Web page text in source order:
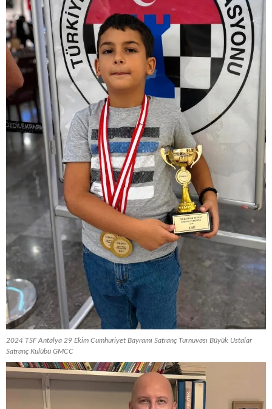
2024 TSF Antalya 29 Ekim Cumhuriyet Bayramı Satranç Turnuvası Büyük Ustalar
Satranç Kulübü GMCC